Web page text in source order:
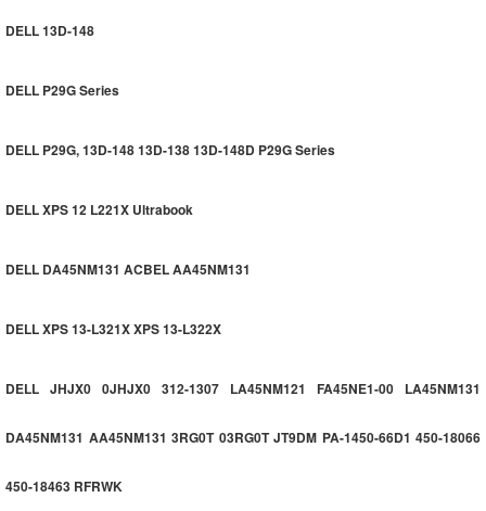
DELL 13D-148
DELL P29G Series
DELL P29G, 13D-148 13D-138 13D-148D P29G Series
DELL XPS 12 L221X Ultrabook
DELL DA45NM131 ACBEL AA45NM131
DELL XPS 13-L321X XPS 13-L322X
DELL JHJX0 0JHJX0 312-1307 LA45NM121 FA45NE1-00 LA45NM131
DA45NM131 AA45NM131 3RG0T 03RG0T JT9DM PA-1450-66D1 450-18066
450-18463 RFRWK